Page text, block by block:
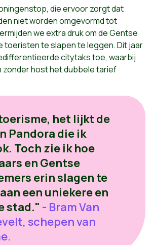
die ervoor zorgt dat
niet worden omgevormd tot
we extra druk om de Gentse
toeristen te slapen te leggen. Dit jaar
citytaks toe, waarbij
zonder host het dubbele tarief
het lijkt de
Pandora die ik
Toch zie ik hoe
en Gentse
erin slagen te
een uniekere en
stad." - Bram Van
schepen van